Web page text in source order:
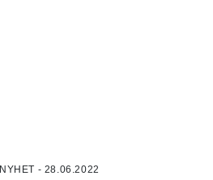
NYHET - 28.06.2022